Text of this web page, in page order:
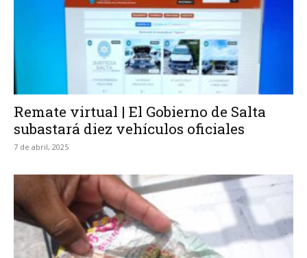
Remate virtual | El Gobierno de Salta
subastará diez vehículos oficiales
7 de abril, 2025